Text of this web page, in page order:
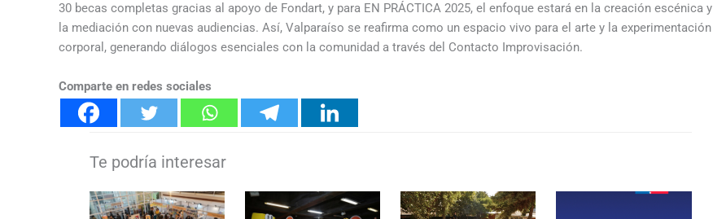
30 becas completas gracias al apoyo de Fondart, y para EN PRÁCTICA 2025, el enfoque estará en la creación escénica y
la mediación con nuevas audiencias. Así, Valparaíso se reafirma como un espacio vivo para el arte y la experimentación
corporal, generando diálogos esenciales con la comunidad a través del Contacto Improvisación.
Comparte en redes sociales